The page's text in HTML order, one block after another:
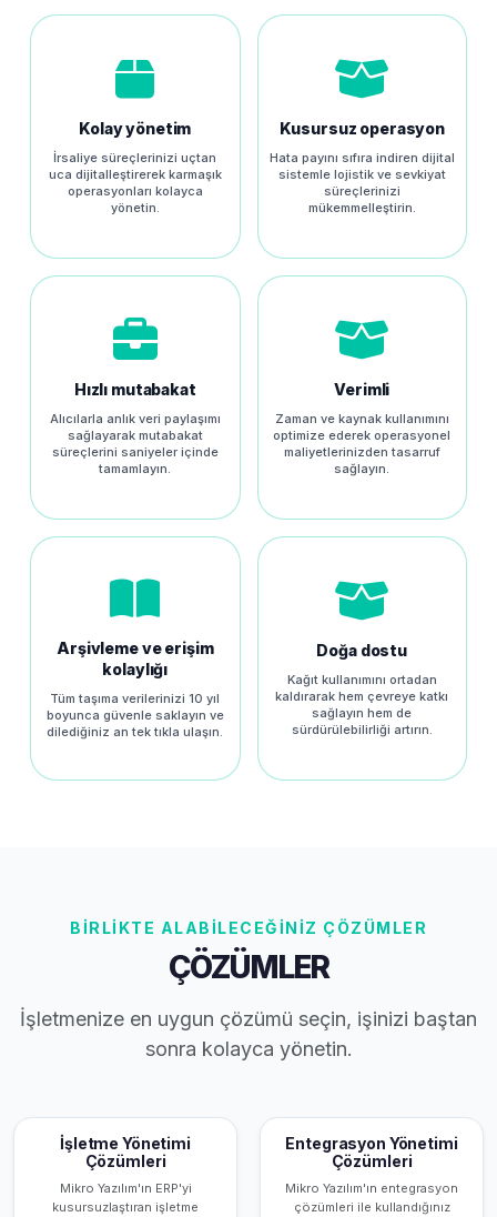
Kolay yönetim
İrsaliye süreçlerinizi uçtan
uca dijitalleştirerek karmaşık
operasyonları kolayca
yönetin.
Kusursuz operasyon
Hata payını sıfıra indiren dijital
sistemle lojistik ve sevkiyat
süreçlerinizi
mükemmelleştirin.
Hızlı mutabakat
Alıcılarla anlık veri paylaşımı
sağlayarak mutabakat
süreçlerini saniyeler içinde
tamamlayın.
Verimli
Zaman ve kaynak kullanımını
optimize ederek operasyonel
maliyetlerinizden tasarruf
sağlayın.
Arşivleme ve erişim
kolaylığı
Tüm taşıma verilerinizi 10 yıl
boyunca güvenle saklayın ve
dilediğiniz an tek tıkla ulaşın.
Doğa dostu
Kağıt kullanımını ortadan
kaldırarak hem çevreye katkı
sağlayın hem de
sürdürülebilirliği artırın.
BİRLİKTE ALABİLECEĞİNİZ ÇÖZÜMLER
ÇÖZÜMLER
İşletmenize en uygun çözümü seçin, işinizi baştan
sonra kolayca yönetin.
İşletme Yönetimi
Çözümleri
Mikro Yazılım'ın ERP'yi
kusursuzlaştıran işletme
Entegrasyon Yönetimi
Çözümleri
Mikro Yazılım'ın entegrasyon
çözümleri ile kullandığınız